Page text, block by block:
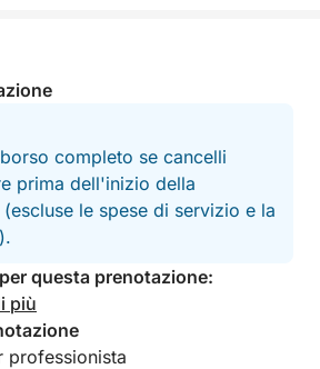
Sono disponibili posti a
ponti prendisole all'aperto, così
tutta comodità, che preferiate
nella brezza marina.
crociera è la sua
tranquilli per nuotare,
e meraviglie naturali, il tutto in un
sincronizzato.
costa sia affollati che
sentirti di fretta.
completo se cancelli
prima dell'inizio della
le spese di servizio e la
questa prenotazione:
più
professionista